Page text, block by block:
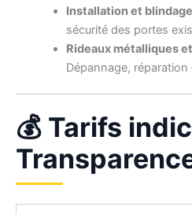
Installation et
sécurité des portes
Rideaux métalliques
Dépannage,
💰 Tarifs